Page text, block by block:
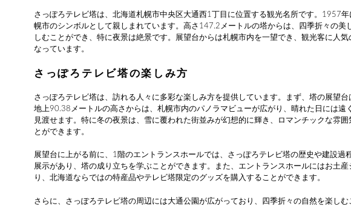
さっぽろテレビ塔は、北海道札幌市中央区大通西1丁目に位置する観光名所です。1957
幌市のシンボルとして親しまれています。高さ147.2メートルの塔からは、四季折々の美
しむことができ、特に夜景は絶景です。展望台からは札幌市内を一望でき、観光客に人気
なっています。
さっぽろテレビ塔の楽しみ方
さっぽろテレビ塔は、訪れる人々に多彩な楽しみ方を提供しています。まず、塔の展望台
地上90.38メートルの高さからは、札幌市内のパノラマビューが広がり、晴れた日には遠
見渡せます。特に冬の夜景は、雪に覆われた街並みが幻想的に輝き、ロマンチックな雰囲
とができます。
展望台に上がる前に、1階のエントランスホールでは、さっぽろテレビ塔の歴史や建設過
展示があり、塔の成り立ちを学ぶことができます。また、エントランスホールにはお土産
り、北海道ならではの特産品やテレビ塔限定のグッズを購入することができます。
さらに、さっぽろテレビ塔の周辺には大通公園が広がっており、四季折々の自然を楽しむ